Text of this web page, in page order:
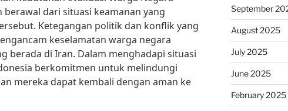
berawal dari situasi keamanan yang
Ketegangan politik dan konflik yang
keselamatan warga negara
berada di Iran. Dalam menghadapi situasi
berkomitmen untuk melindungi
mereka dapat kembali dengan aman ke
September
August 2025
July 2025
June 2025
February 2025